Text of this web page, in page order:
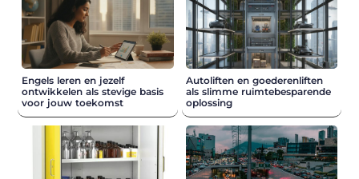
Engels leren en jezelf
ontwikkelen als stevige basis
voor jouw toekomst
Autoliften en goederenliften
als slimme ruimtebesparende
oplossing